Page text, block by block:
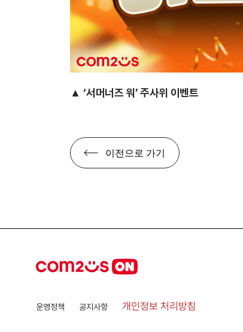
▲‘서머너즈 워’ 주사위 이벤트
이전으로 가기
운영정책 공지사항 개인정보 처리방침